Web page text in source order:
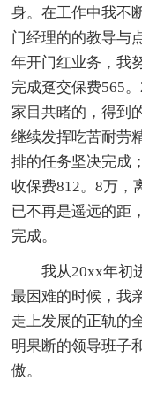
身。在工作中我不
门经理的的教导与
年开门红业务，我
完成趸交保费565
家目共睹的，得到
继续发挥吃苦耐劳
排的任务坚决完成
收保费812。8万，
已不再是遥远的距
完成。
我从20xx年初进
最困难的时候，我
走上发展的正轨的
明果断的领导班子
傲。